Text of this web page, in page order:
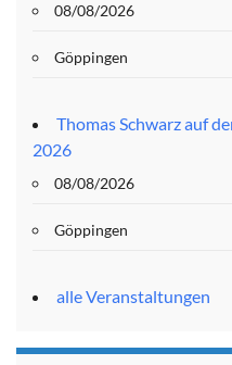
08/08/2026
Göppingen
Thomas Schwarz auf
2026
08/08/2026
Göppingen
alle Veranstaltungen